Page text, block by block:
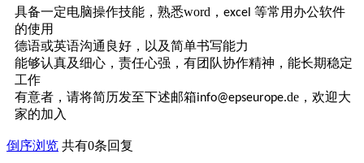
具备一定电脑操作技能，熟悉word ， excel 等常用办公软件
的使用
德语或英语沟通良好，以及简单书写能力
能够认真及细心，责任心强，有团队协作精神，能长期稳定
工作
有意者，请将简历发至下述邮箱info@epseurope.de，欢迎大
家的加入
倒序浏览 共有0条回复